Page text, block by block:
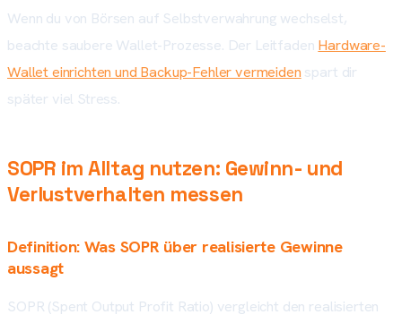
Wenn du von Börsen auf Selbstverwahrung wechselst,
beachte saubere Wallet-Prozesse. Der Leitfaden Hardware-
Wallet einrichten und Backup-Fehler vermeiden spart dir
später viel Stress.
SOPR im Alltag nutzen: Gewinn- und
Verlustverhalten messen
Definition: Was SOPR über realisierte Gewinne
aussagt
SOPR (Spent Output Profit Ratio) vergleicht den realisierten